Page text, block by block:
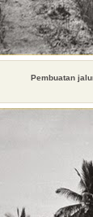
Pembuatan